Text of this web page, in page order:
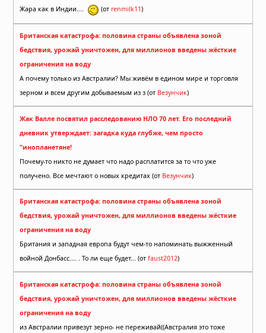
Жара как в Индии....
(от renmilk11)
Британская катастрофа: половина страны объявлена зоной
бедствия, урожай уничтожен, для миллионов введены жёсткие
ограничения на воду
А почему только из Австралии? Мы живём в едином мире и торговля
зерном и всем другим добываемым из з (от Везунчик)
Жак Валле посвятил расследованию НЛО 70 лет. Его последний
дневник утверждает: загадка куда глубже, чем просто
"инопланетяне!
Почему-то никто не думает что надо расплатится за то что уже
получено. Все мечтают о новых кредитах (от Везунчик)
Британская катастрофа: половина страны объявлена зоной
бедствия, урожай уничтожен, для миллионов введены жёсткие
ограничения на воду
Британия и западная европа будут чем-то напоминать выжженный
войной Донбасс.... . То ли еще будет... (от faust2012)
Британская катастрофа: половина страны объявлена зоной
бедствия, урожай уничтожен, для миллионов введены жёсткие
ограничения на воду
из Австралии привезут зерно- не переживай((Австралия это тоже